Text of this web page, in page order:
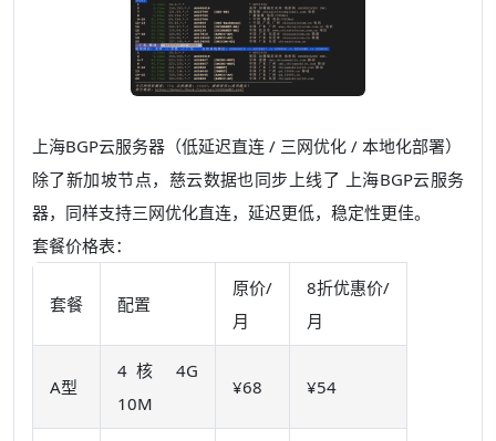
上海BGP云服务器（低延迟直连 / 三网优化 / 本地化部署）
除了新加坡节点，慈云数据也同步上线了 上海BGP云服务
器，同样支持三网优化直连，延迟更低，稳定性更佳。
套餐价格表：
套餐 配置
原价/
月
8折优惠价/
月
A型
4核 4G
10M
¥68 ¥54